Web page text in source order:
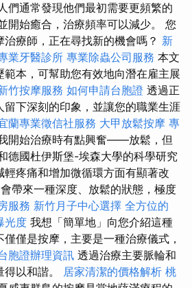
們通常發現他們最初需要更頻繁的
開始癒合，治療頻率可以減少。 您
療師，正在尋找新的機會嗎？ 新
業牙醫診所 專業除蟲公司服務 本文
本，可幫助您有效地向潛在雇主展
竹按摩服務 如何申請台胞證 透過正
留下深刻的印象，並讓您的職業生涯
蘭專業徵信社服務 大甲放鬆按摩 專
開始治療時有點興奮——放鬆，但
德國杜伊斯堡-埃森大學的科學研究
疼痛和增加微循環方面有顯著改
帶來一種深度、放鬆的狀態，極度
服務 新竹月子中心選擇 全方位的
光度 我想「簡單地」向您介紹這種
僅是按摩，主要是一種治療儀式，
胞證辦理資訊 透過治療主要脈輪和
以和諧。 居家清潔的價格解析 桃